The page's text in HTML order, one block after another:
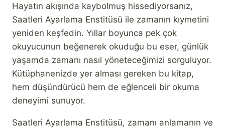
₺295,00.fiyat:
₺219,00.
Hayatın akışında kaybolmuş hissediyorsanız,
Saatleri Ayarlama Enstitüsü ile zamanın kıymetini
yeniden keşfedin. Yıllar boyunca pek çok
okuyucunun beğenerek okuduğu bu eser, günlük
yaşamda zamanı nasıl yöneteceğimizi sorguluyor.
Kütüphanenizde yer alması gereken bu kitap,
hem düşündürücü hem de eğlenceli bir okuma
deneyimi sunuyor.
Saatleri Ayarlama Enstitüsü, zamanı anlamanın ve